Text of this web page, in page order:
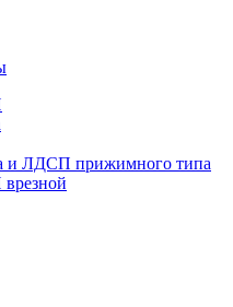
и ЛДСП прижимного типа